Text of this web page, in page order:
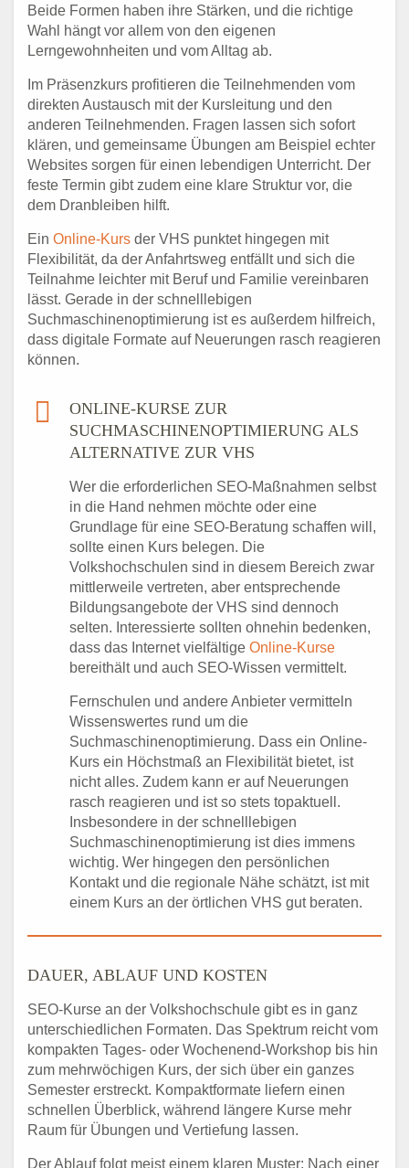
Beide Formen haben ihre Stärken, und die richtige
Wahl hängt vor allem von den eigenen
Lerngewohnheiten und vom Alltag ab.
Im Präsenzkurs profitieren die Teilnehmenden vom
direkten Austausch mit der Kursleitung und den
anderen Teilnehmenden. Fragen lassen sich sofort
klären, und gemeinsame Übungen am Beispiel echter
Websites sorgen für einen lebendigen Unterricht. Der
feste Termin gibt zudem eine klare Struktur vor, die
dem Dranbleiben hilft.
Ein Online-Kurs der VHS punktet hingegen mit
Flexibilität, da der Anfahrtsweg entfällt und sich die
Teilnahme leichter mit Beruf und Familie vereinbaren
lässt. Gerade in der schnelllebigen
Suchmaschinenoptimierung ist es außerdem hilfreich,
dass digitale Formate auf Neuerungen rasch reagieren
können.
ONLINE-KURSE ZUR
SUCHMASCHINENOPTIMIERUNG ALS
ALTERNATIVE ZUR VHS
Wer die erforderlichen SEO-Maßnahmen selbst
in die Hand nehmen möchte oder eine
Grundlage für eine SEO-Beratung schaffen will,
sollte einen Kurs belegen. Die
Volkshochschulen sind in diesem Bereich zwar
mittlerweile vertreten, aber entsprechende
Bildungsangebote der VHS sind dennoch
selten. Interessierte sollten ohnehin bedenken,
dass das Internet vielfältige Online-Kurse
bereithält und auch SEO-Wissen vermittelt.
Fernschulen und andere Anbieter vermitteln
Wissenswertes rund um die
Suchmaschinenoptimierung. Dass ein Online-
Kurs ein Höchstmaß an Flexibilität bietet, ist
nicht alles. Zudem kann er auf Neuerungen
rasch reagieren und ist so stets topaktuell.
Insbesondere in der schnelllebigen
Suchmaschinenoptimierung ist dies immens
wichtig. Wer hingegen den persönlichen
Kontakt und die regionale Nähe schätzt, ist mit
einem Kurs an der örtlichen VHS gut beraten.
DAUER, ABLAUF UND KOSTEN
SEO-Kurse an der Volkshochschule gibt es in ganz
unterschiedlichen Formaten. Das Spektrum reicht vom
kompakten Tages- oder Wochenend-Workshop bis hin
zum mehrwöchigen Kurs, der sich über ein ganzes
Semester erstreckt. Kompaktformate liefern einen
schnellen Überblick, während längere Kurse mehr
Raum für Übungen und Vertiefung lassen.
Der Ablauf folgt meist einem klaren Muster: Nach einer